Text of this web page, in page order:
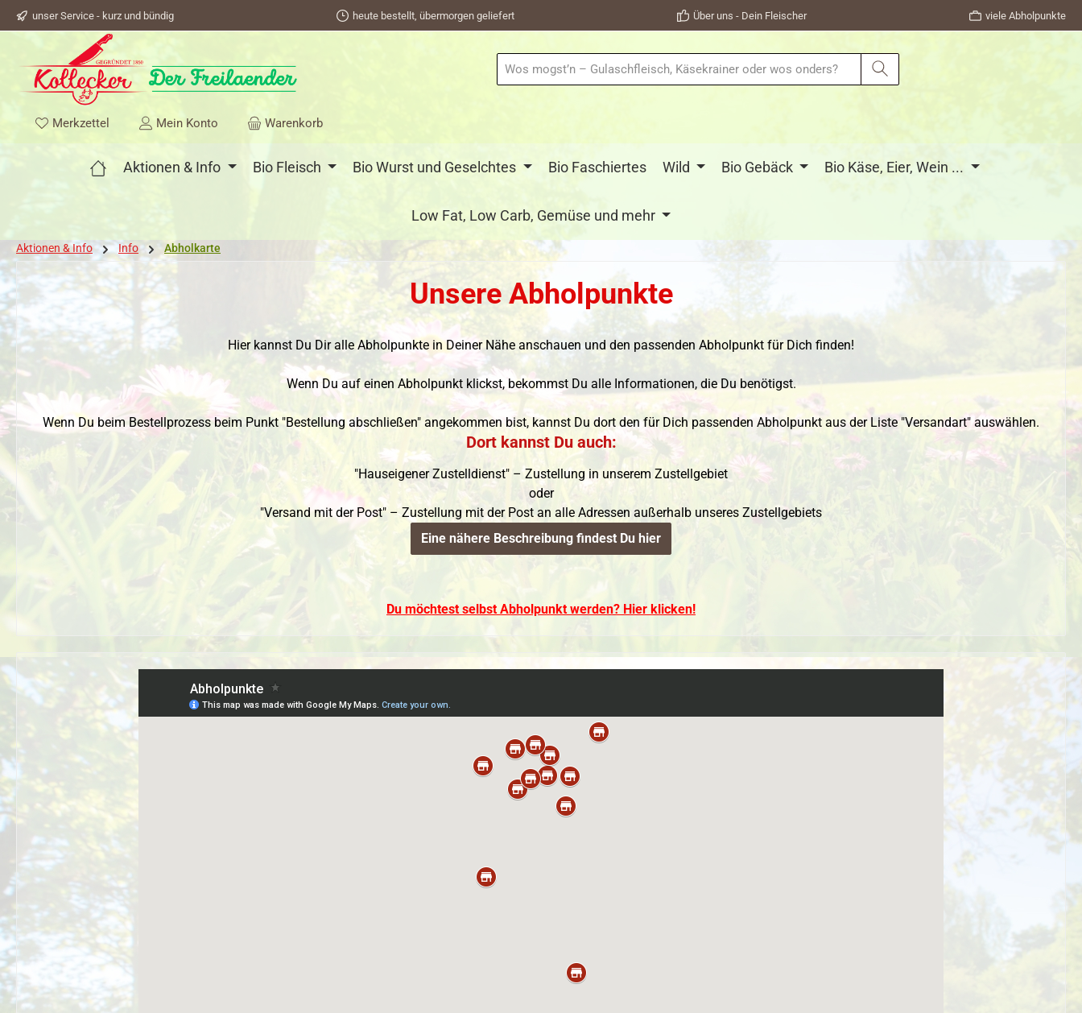
Zur Hauptnavigation springen
unser Service - kurz und bündig heute bestellt, übermorgen geliefert Über uns - Dein Fleischer viele Abholpunkte
Merkzettel Du hast 0 Produkte auf dem Merkzettel
Mein Konto Warenkorb
Aktionen & Info Bio Fleisch Bio Wurst und Geselchtes Bio Faschiertes Wild Bio Gebäck Bio Käse, Eier, Wein ...
Low Fat, Low Carb, Gemüse und mehr
Aktionen & Info Info Abholkarte
Unsere Abholpunkte
Hier kannst Du Dir alle Abholpunkte in Deiner Nähe anschauen und den passenden Abholpunkt für Dich finden!
Wenn Du auf einen Abholpunkt klickst, bekommst Du alle Informationen, die Du benötigst.
Wenn Du beim Bestellprozess beim Punkt "Bestellung abschließen" angekommen bist, kannst Du dort den für Dich passenden Abholpunkt aus der Liste "Versandart" auswählen.
Dort kannst Du auch:
"Hauseigener Zustelldienst" – Zustellung in unserem Zustellgebiet
oder
"Versand mit der Post" – Zustellung mit der Post an alle Adressen außerhalb unseres Zustellgebiets
Eine nähere Beschreibung findest Du hier
Du möchtest selbst Abholpunkt werden? Hier klicken!